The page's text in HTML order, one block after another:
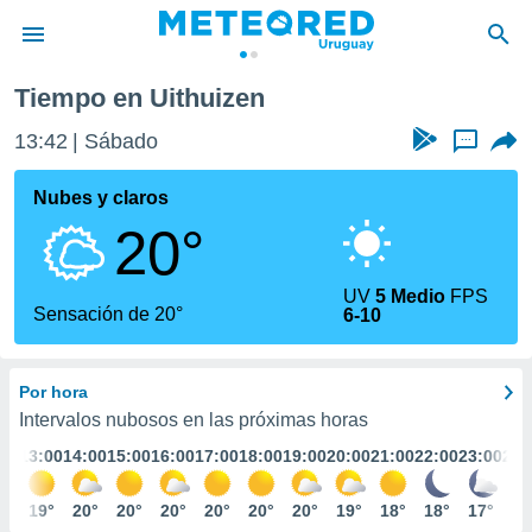
de
ha
calidad.
a este
las
y
digital
basada
Tiempo en Uithuizen
13:42 Sábado ...
Nubes y claros
20°
Sensación de 20°
UV5 Medio FPS
6-10
Por hora
Intervalos nubosos en las próximas horas
13:00
19°
14:00
20°
15:00
20°
16:00
20°
17:00
20°
18:00
20°
19:00
20°
20:00
19°
21:00
18°
22:00
18°
23:00
17°